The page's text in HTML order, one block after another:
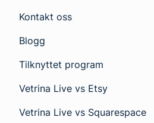
Kontakt oss
Blogg
Tilknyttet program
Vetrina Live vs Etsy
Vetrina Live vs Squarespace